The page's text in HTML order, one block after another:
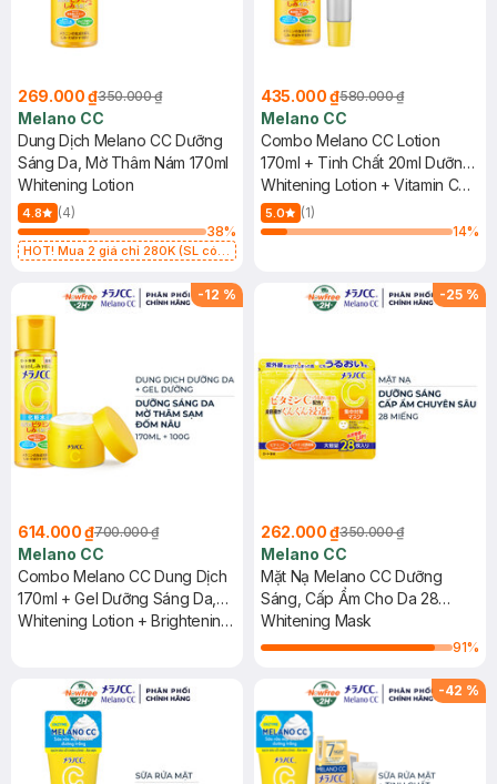
269.000 ₫350.000 ₫
Melano CC
Dung Dịch Melano CC Dưỡng
Sáng Da, Mờ Thâm Nám 170ml
Whitening Lotion
4.8
(4)
38%
HOT! Mua 2 giá chỉ 280K (SL có
435.000 ₫580.000 ₫
Melano CC
Combo Melano CC Lotion
170ml + Tinh Chất 20ml Dưỡng
Sáng Da, Mờ Thâm Nám
Whitening Lotion + Vitamin C
Brightening Essence
5.0
(1)
14%
-12 %
614.000 ₫700.000 ₫
Melano CC
Combo Melano CC Dung Dịch
170ml + Gel Dưỡng Sáng Da,
Mờ Thâm Sạm 100g
Whitening Lotion + Brightening
-25 %
262.000 ₫350.000 ₫
Melano CC
Mặt Nạ Melano CC Dưỡng
Sáng, Cấp Ẩm Cho Da 28
Miếng
Whitening Mask
91%
-42 %